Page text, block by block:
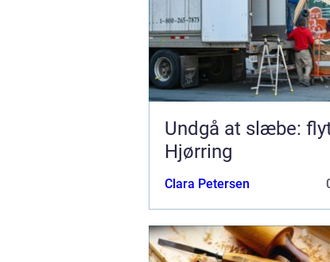
Undgå at slæbe:
Hjørring
Clara Petersen